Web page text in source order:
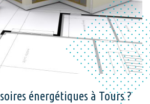
énergétiques à Tours ?